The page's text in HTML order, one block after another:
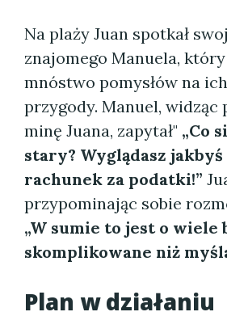
Na plaży Juan spotkał
znajomego Manuela, który
mnóstwo pomysłów na
przygody. Manuel, widząc
minę Juana, zapytał" „Co
stary? Wyglądasz
rachunek za podatki!”
przypominając sobie
„W sumie to jest o wiele
skomplikowane niż
Plan w działaniu